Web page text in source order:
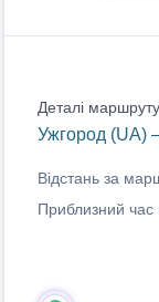
Деталі
Ужгород (UA)
Відстань за
Приблизний час